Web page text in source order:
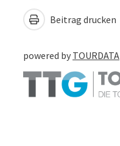
Beitrag drucken
powered by TOURDATA